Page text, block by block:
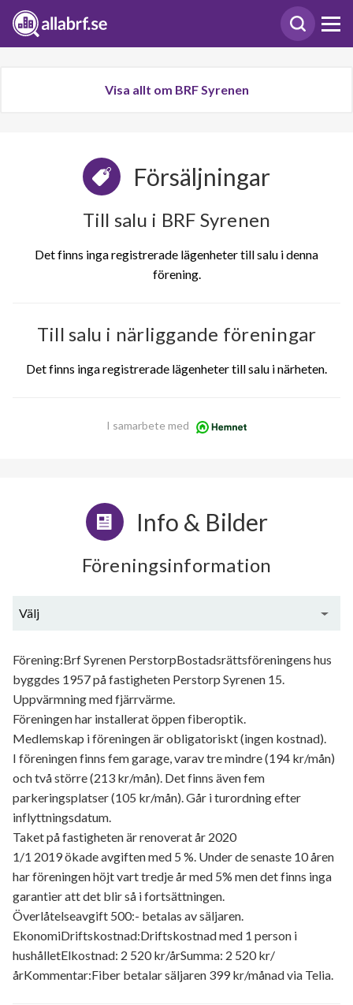
Visa allt om BRF Syrenen
Försäljningar
Till salu i BRF Syrenen
Det finns inga registrerade lägenheter till salu i denna
förening.
Till salu i närliggande föreningar
Det finns inga registrerade lägenheter till salu i närheten.
I samarbete med
Info & Bilder
Föreningsinformation
Välj
Förening:Brf Syrenen PerstorpBostadsrättsföreningens hus
byggdes 1957 på fastigheten Perstorp Syrenen 15.
Uppvärmning med fjärrvärme.
Föreningen har installerat öppen fiberoptik.
Medlemskap i föreningen är obligatoriskt (ingen kostnad).
I föreningen finns fem garage, varav tre mindre (194 kr/mån)
och två större (213 kr/mån). Det finns även fem
parkeringsplatser (105 kr/mån). Går i turordning efter
inflyttningsdatum.
Taket på fastigheten är renoverat år 2020
1/1 2019 ökade avgiften med 5 %. Under de senaste 10 åren
har föreningen höjt vart tredje år med 5% men det finns inga
garantier att det blir så i fortsättningen.
Överlåtelseavgift 500:- betalas av säljaren.
EkonomiDriftskostnad:Driftskostnad med 1 person i
hushålletElkostnad: 2 520 kr/årSumma: 2 520 kr/
årKommentar:Fiber betalar säljaren 399 kr/månad via Telia.